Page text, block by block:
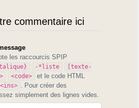
commentaire ici
les raccourcis SPIP
-*liste
[texte-
<code> et le code HTML
<ins>
. Pour créer des
simplement des lignes vides.